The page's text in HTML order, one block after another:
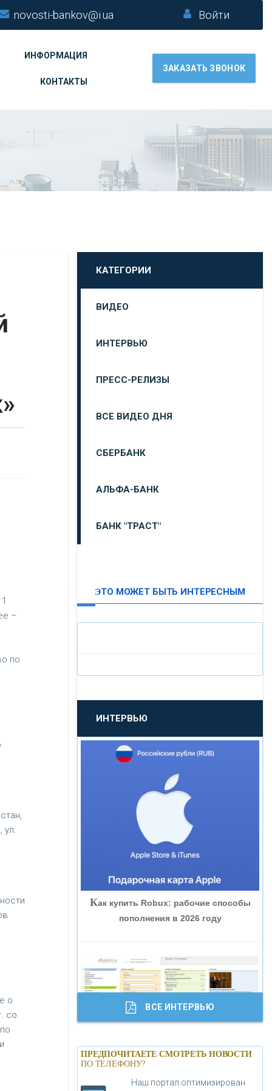
novosti-bankov@i.ua Войти
ИНФОРМАЦИЯ
КОНТАКТЫ
ЗАКАЗАТЬ ЗВОНОК
–
по
ул.
о
со
КАТЕГОРИИ
ВИДЕО
ИНТЕРВЬЮ
ПРЕСС-РЕЛИЗЫ
ВСЕ ВИДЕО ДНЯ
СБЕРБАНК
АЛЬФА-БАНК
БАНК "ТРАСТ"
«ПРОМСВЯЗЬБАНК»
«НОВИКОМБАНК»
«СМП БАНК»
«ВНЕШПРОМБАНК»
«БАНК ГЛОБЭКС»
«ТРАСТ»
«ГАЗПРОМБАНК»
«МОСКОВСКИЙ КРЕДИТНЫЙ
БАНК»
ЭТО МОЖЕТ БЫТЬ ИНТЕРЕСНЫМ
ИНТЕРВЬЮ
Как купить Robux: рабочие способы
пополнения в 2026 году
Банки.ру обновил логотип впервые за
19 лет - «Лента новостей»
ВСЕ ИНТЕРВЬЮ
ПРЕДПОЧИТАЕТЕ СМОТРЕТЬ НОВОСТИ
ПО ТЕЛЕФОНУ?
Наш портал оптимизирован